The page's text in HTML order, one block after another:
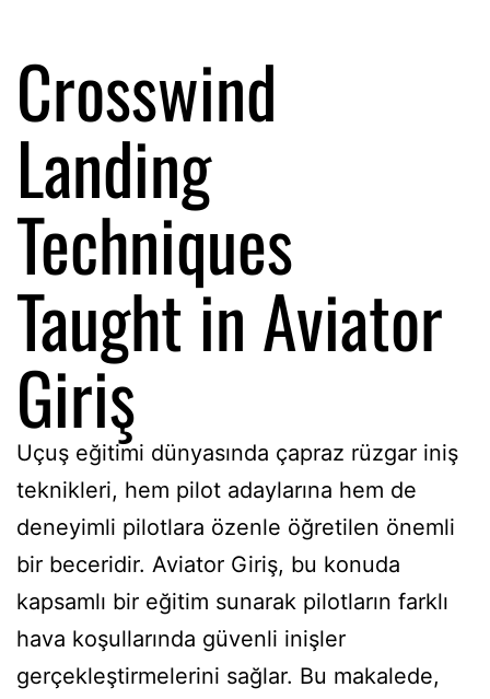
Crosswind
Landing
Techniques
Taught in Aviator
Giriş
Uçuş eğitimi dünyasında çapraz rüzgar iniş
teknikleri, hem pilot adaylarına hem de
deneyimli pilotlara özenle öğretilen önemli
bir beceridir. Aviator Giriş, bu konuda
kapsamlı bir eğitim sunarak pilotların farklı
hava koşullarında güvenli inişler
gerçekleştirmelerini sağlar. Bu makalede,